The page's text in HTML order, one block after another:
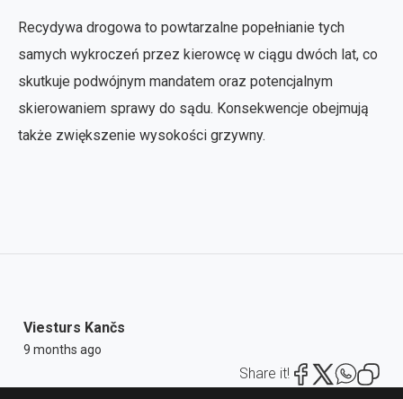
Recydywa drogowa to powtarzalne popełnianie tych
samych wykroczeń przez kierowcę w ciągu dwóch lat, co
skutkuje podwójnym mandatem oraz potencjalnym
skierowaniem sprawy do sądu. Konsekwencje obejmują
także zwiększenie wysokości grzywny.
Viesturs Kančs
9 months ago
Share it!